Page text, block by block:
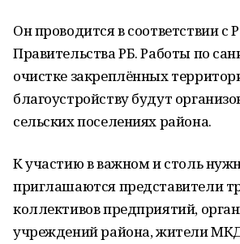
Он проводится в соответствии с
Правительства РБ. Работы по
очистке закреплённых
благоустройству будут
сельских поселениях района.
К участию в важном и столь
приглашаются представители
коллективов предприятий,
учреждений района, жители